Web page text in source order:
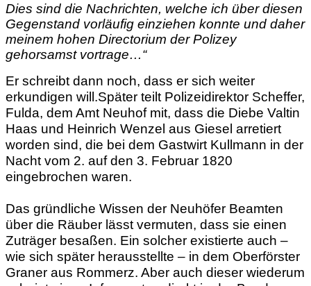
Dies sind die Nachrichten, welche ich über diesen
Gegenstand vorläufig einziehen konnte und daher
meinem hohen Directorium der Polizey
gehorsamst vortrage…“
Er schreibt dann noch, dass er sich weiter
erkundigen will.Später teilt Polizeidirektor Scheffer,
Fulda, dem Amt Neuhof mit, dass die Diebe Valtin
Haas und Heinrich Wenzel aus Giesel arretiert
worden sind, die bei dem Gastwirt Kullmann in der
Nacht vom 2. auf den 3. Februar 1820
eingebrochen waren.
Das gründliche Wissen der Neuhöfer Beamten
über die Räuber lässt vermuten, dass sie einen
Zuträger besaßen. Ein solcher existierte auch –
wie sich später herausstellte – in dem Oberförster
Graner aus Rommerz. Aber auch dieser wiederum